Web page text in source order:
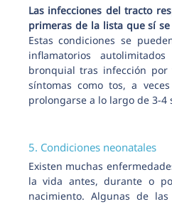
Las infecciones del tracto
primeras de la lista que sí
Estas condiciones se
inflamatorios
bronquial tras infección por
síntomas como tos, a
prolongarse a lo largo de 3-4
5. Condiciones neonatales
Existen muchas
la vida antes, durante o
nacimiento. Algunas de